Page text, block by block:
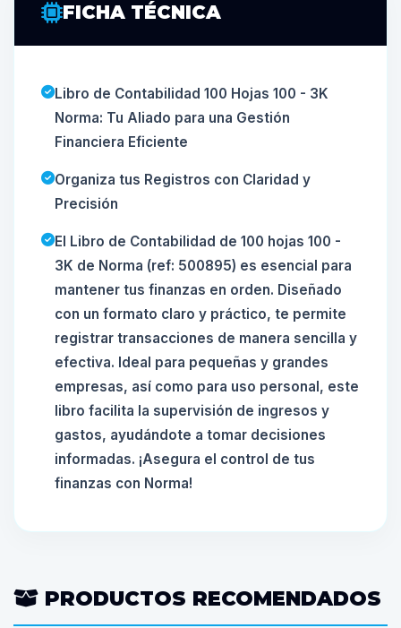
FICHA TÉCNICA
Libro de Contabilidad 100 Hojas 100 - 3K
Norma: Tu Aliado para una Gestión
Financiera Eficiente
Organiza tus Registros con Claridad y
Precisión
El Libro de Contabilidad de 100 hojas 100 -
3K de Norma (ref: 500895) es esencial para
mantener tus finanzas en orden. Diseñado
con un formato claro y práctico, te permite
registrar transacciones de manera sencilla y
efectiva. Ideal para pequeñas y grandes
empresas, así como para uso personal, este
libro facilita la supervisión de ingresos y
gastos, ayudándote a tomar decisiones
informadas. ¡Asegura el control de tus
finanzas con Norma!
PRODUCTOS RECOMENDADOS